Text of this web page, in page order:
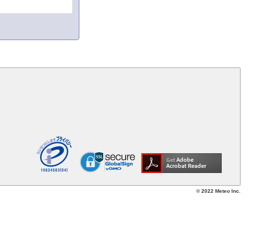
© 2022 Meteo Inc.